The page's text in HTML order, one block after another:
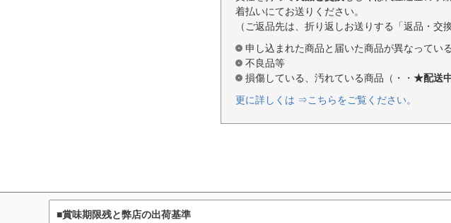
着払いにてお送りください。
（ご返品先は、折り返しお送りする「返品・交
申し込まれた商品と届いた商品が異なってい
不良品等
損傷している、汚れている商品（・・ ★配送
更に詳しくは ⇒こちらをご覧ください。
■賞味期限残と弊店の出荷基準